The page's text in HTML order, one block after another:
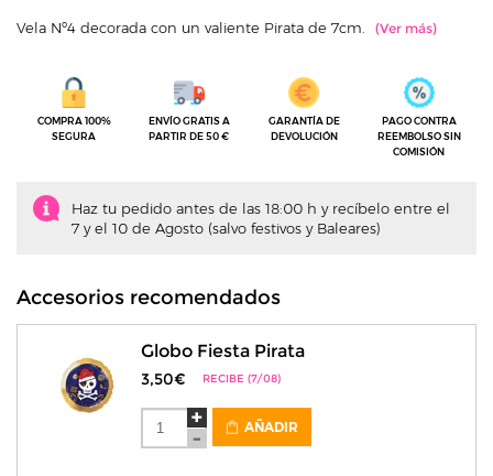
Vela Nº4 decorada con un valiente Pirata de 7cm.
COMPRA 100%
SEGURA
ENVÍO GRATIS A
PARTIR DE 50 €
GARANTÍA DE
DEVOLUCIÓN
PAGO CONTRA
REEMBOLSO SIN
COMISIÓN
Haz tu pedido antes de las 18:00 h y recíbelo entre el
7 y el 10 de Agosto (salvo festivos y Baleares)
Accesorios recomendados
Globo Fiesta Pirata
3,50€ RECIBE (7/08)
AÑADIR